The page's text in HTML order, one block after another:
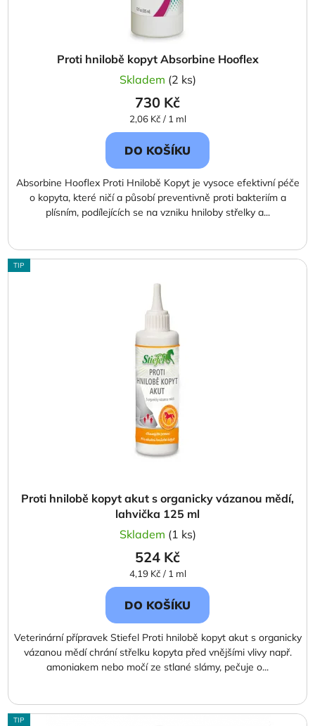
Proti hnilobě kopyt Absorbine Hooflex
Skladem (2 ks)
730 Kč
Měrná
cena:
2,06 Kč / 1 ml
DO KOŠÍKU
Absorbine Hooflex Proti Hnilobě Kopyt je vysoce efektivní péče
o kopyta, které ničí a působí preventivně proti bakteriím a
plísním, podílejících se na vzniku hniloby střelky a...
TIP
Proti hnilobě kopyt akut s organicky vázanou mědí,
lahvička 125 ml
Skladem (1 ks)
524 Kč
Měrná
cena:
4,19 Kč / 1 ml
DO KOŠÍKU
Veterinární přípravek Stiefel Proti hnilobě kopyt akut s organicky
vázanou mědí chrání střelku kopyta před vnějšími vlivy např.
amoniakem nebo močí ze stlané slámy, pečuje o...
TIP